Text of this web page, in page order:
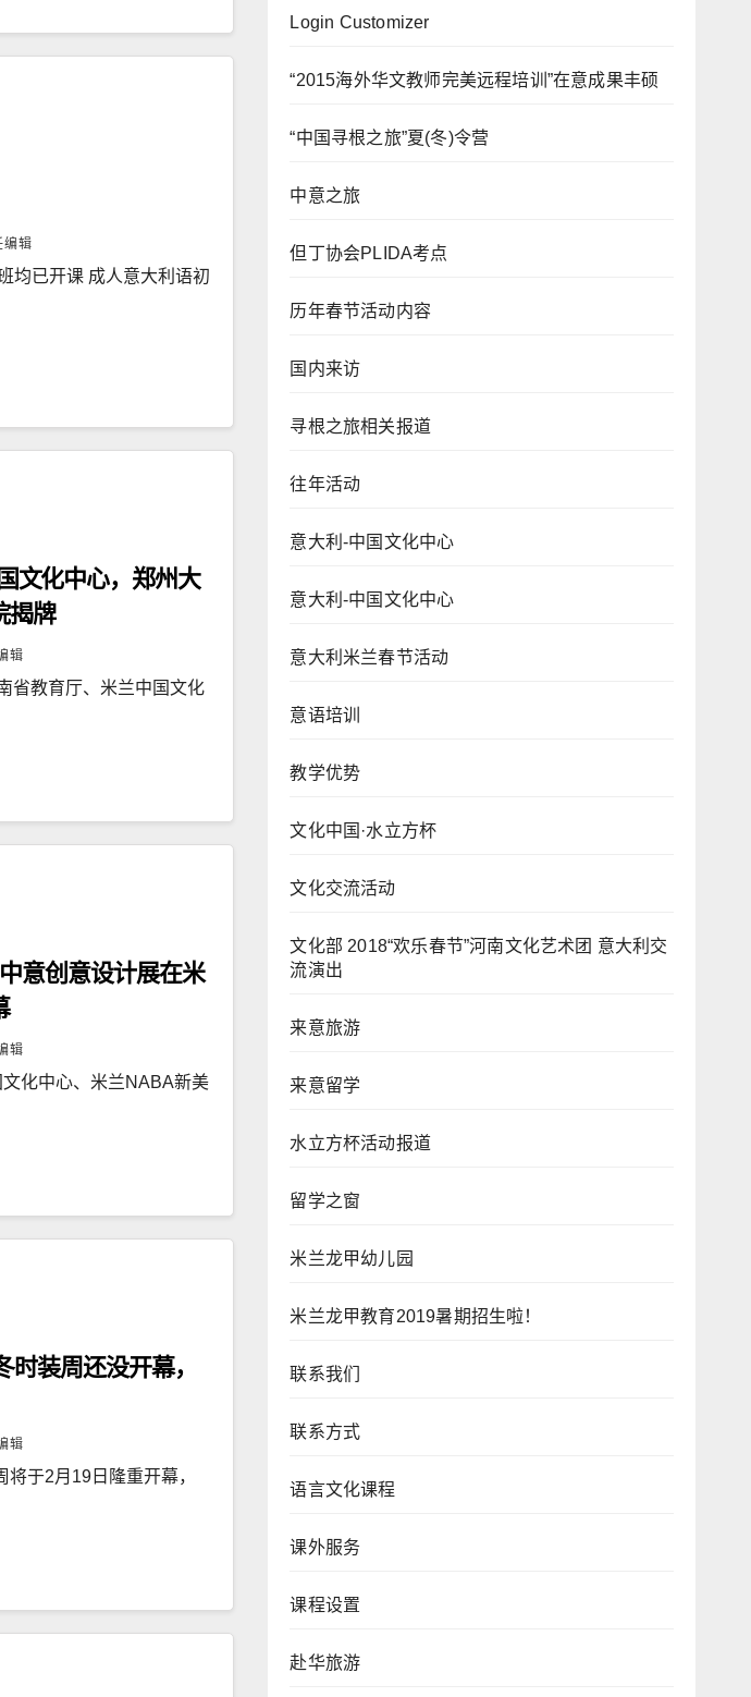
编辑
均已开课 成人意大利语初
文化中心，郑州大
揭牌
辑
省教育厅、米兰中国文化
意创意设计展在米
辑
化中心、米兰NABA新美
装周还没开幕，
辑
于2月19日隆重开幕，
Login Customizer
“2015海外华文教师完美远程培训”在意成果丰硕
“中国寻根之旅”夏(冬)令营
中意之旅
但丁协会PLIDA考点
历年春节活动内容
国内来访
寻根之旅相关报道
往年活动
意大利-中国文化中心
意大利-中国文化中心
意大利米兰春节活动
意语培训
教学优势
文化中国·水立方杯
文化交流活动
文化部 2018“欢乐春节”河南文化艺术团 意大利交
流演出
来意旅游
来意留学
水立方杯活动报道
留学之窗
米兰龙甲幼儿园
米兰龙甲教育2019暑期招生啦！
联系我们
联系方式
语言文化课程
课外服务
课程设置
赴华旅游